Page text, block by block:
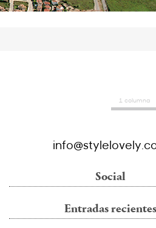
1 columna
Social
Entradas recientes